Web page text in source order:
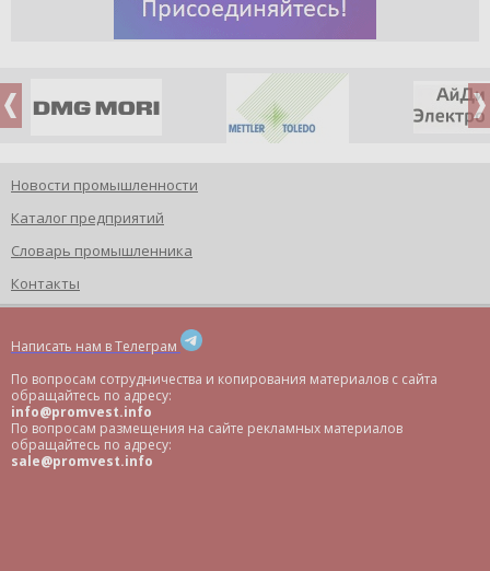
Новости промышленности
Каталог предприятий
Словарь промышленника
Контакты
Написать нам в Телеграм
По вопросам сотрудничества и копирования материалов с сайта
обращайтесь по адресу:
info@promvest.info
По вопросам размещения на сайте рекламных материалов
обращайтесь по адресу:
sale@promvest.info